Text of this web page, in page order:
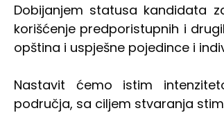
Dobijanjem statusa kandidata
korišćenje predporistupnih i
opština i uspješne pojedince i
Nastavit ćemo istim
područja, sa ciljem stvaranja